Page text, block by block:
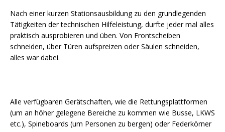
Nach einer kurzen Stationsausbildung zu den grundlegenden
Tätigkeiten der technischen Hilfeleistung, durfte jeder mal alles
praktisch ausprobieren und üben. Von Frontscheiben
schneiden, über Türen aufspreizen oder Säulen schneiden,
alles war dabei.
Alle verfügbaren Gerätschaften, wie die Rettungsplattformen
(um an höher gelegene Bereiche zu kommen wie Busse, LKWS
etc.), Spineboards (um Personen zu bergen) oder Federkörner